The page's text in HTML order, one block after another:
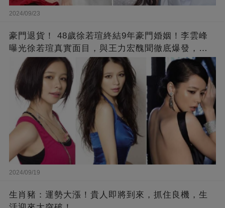
2024/09/23
豪門退貨！ 48歲徐若瑄終結9年豪門婚姻！李雲峰
曝光徐若瑄真實面目，與王力宏醜聞徹底爆發，原
來李靚蕾說的都是真的 ！
2024/09/19
生肖豬：運勢大漲！貴人即將到來，抓住良機，生